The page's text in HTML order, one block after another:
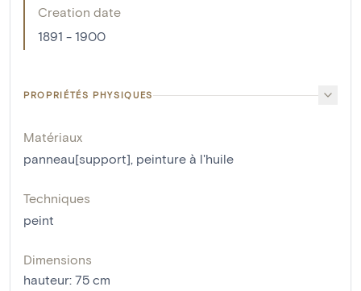
Creation date
1891 - 1900
PROPRIÉTÉS PHYSIQUES
Matériaux
panneau[support], peinture à l'huile
Techniques
peint
Dimensions
hauteur: 75 cm